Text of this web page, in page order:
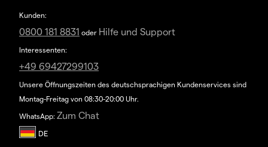
Kunden:
0800 181 8831 oder Hilfe und Support
Interessenten:
+49 69427299103
Unsere Öffnungszeiten des deutschsprachigen Kundenservices sind
Montag-Freitag von 08:30-20:00 Uhr.
WhatsApp: Zum Chat